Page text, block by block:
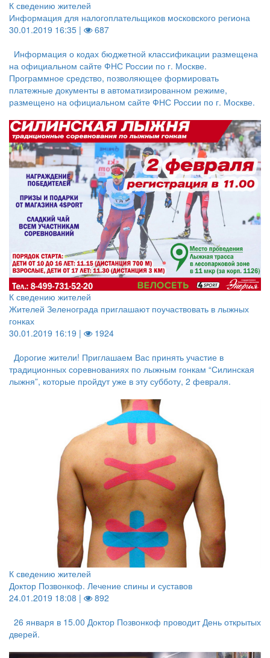
К сведению жителей
Информация для налогоплательщиков московского региона
30.01.2019 16:35 |
687
Информация о кодах бюджетной классификации размещена
на официальном сайте ФНС России по г. Москве.
Программное средство, позволяющее формировать
платежные документы в автоматизированном режиме,
размещено на официальном сайте ФНС России по г. Москве.
К сведению жителей
Жителей Зеленограда приглашают поучаствовать в лыжных
гонках
30.01.2019 16:19 |
1924
Дорогие жители! Приглашаем Вас принять участие в
традиционных соревнованиях по лыжным гонкам “Силинская
лыжня”, которые пройдут уже в эту субботу, 2 февраля.
К сведению жителей
Доктор Позвонкоф. Лечение спины и суставов
24.01.2019 18:08 |
892
26 января в 15.00 Доктор Позвонкоф проводит День открытых
дверей.